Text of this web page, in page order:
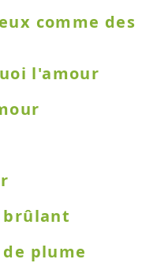
comme des
l'amour
brûlant
plume